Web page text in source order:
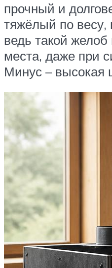
прочный и
тяжёлый по весу,
ведь такой желоб
места, даже при
Минус – высокая